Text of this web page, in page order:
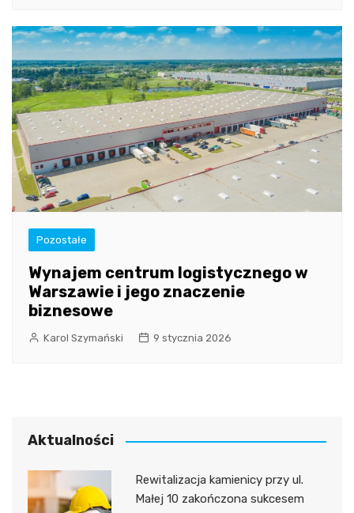
Pozostałe
Wynajem centrum logistycznego w
Warszawie i jego znaczenie
biznesowe
Karol Szymański 9 stycznia 2026
Aktualności
Rewitalizacja kamienicy przy ul.
Małej 10 zakończona sukcesem